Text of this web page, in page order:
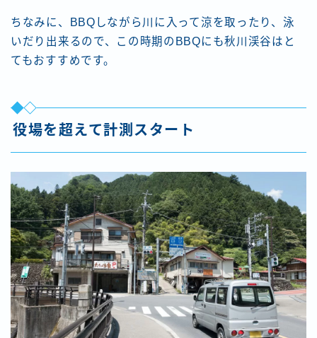
ちなみに、BBQしながら川に入って涼を取ったり、泳
いだり出来るので、この時期のBBQにも秋川渓谷はと
てもおすすめです。
役場を超えて計測スタート